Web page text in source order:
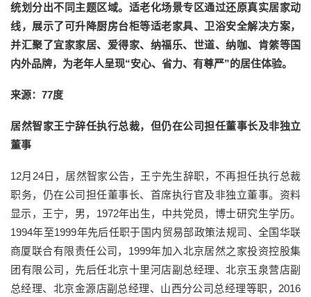
统划分出不同主题区域。适老化场景专区通过还原真实居家动
线，展示了可升降厨房台柜等适老家具、卫浴安全解决方案，
并汇聚了宜家家居、爱得家、纳福乐、世道、纳咖、肯綮等国
内外品牌，为老年人呈现“安心、省力、有尊严”的居住体验。
来源：77度
居然智家王宁辞任执行总裁，但仍在公司担任董事长及非独立
董事
12月24日，居然智家公告，王宁先生辞职，不再担任执行总裁
职务，仍在公司担任董事长、首席执行官及非独立董事。资料
显示，王宁，男，1972年出生，中共党员，博士研究生学历。
1994年至1999年先后任职于国内贸易部政策法规司、全国华联
商厦联合有限责任公司，1999年加入北京居然之家投资控股集
团有限公司，先后任北京十里河店副总经理、北京玉泉营店副
总经理、北京金源店副总经理、山西分公司总经理等职，2016